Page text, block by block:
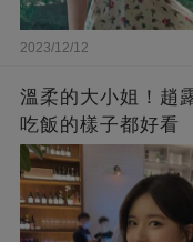
2023/12/12
溫柔的大小姐！趙
吃飯的樣子都好看